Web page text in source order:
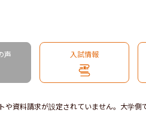
声 入試情報
や資料請求が設定されていません。大学